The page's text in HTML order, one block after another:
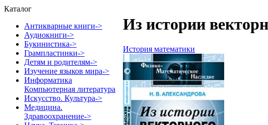
Каталог
Антикварные книги->
Аудиокниги->
Букинистика->
Грампластинки->
Детям и родителям->
Изучение языков мира->
Информатика
Компьютерная литература
Искусство. Культура->
Медицина.
Здравоохранение->
Из истории
История математики